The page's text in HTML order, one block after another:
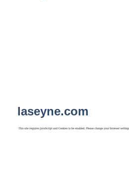
laseyne.com